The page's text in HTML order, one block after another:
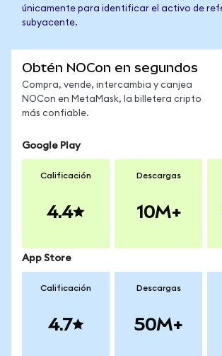
únicamente para identificar el activo de
subyacente.
Obtén NOCon en segundos
Compra, vende, intercambia y canjea
NOCon en MetaMask, la billetera cripto
más confiable.
Google Play
Calificación
4.4
Descargas
10M+
App Store
Calificación
4.7
Descargas
50M+